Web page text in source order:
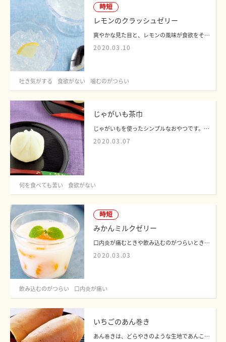
時短
レモンのクラッシュゼリー
爽やかな見た目と、レモンの風味が食欲をそそるゼリーです。
2020.03.10
吐き気がする 食欲がない 噛むのがつらい
じゃがいも茶巾
じゃがいもを使ったシンプルなおやつです。一口サイズで食べやすく、食欲がないときに...
2020.03.07
何を食べても苦い 食欲がない
時短
みかんミルクゼリー
口内炎が痛むときや飲み込むのがつらいときにも食べやすいデザートです。牛乳を使うこ...
2020.03.03
飲み込むのがつらい 口内炎が痛い
いちごのあん巻き
あん巻きは、どらやきのような生地であんこを巻いた愛知名物の和菓子です。小さな和菓...